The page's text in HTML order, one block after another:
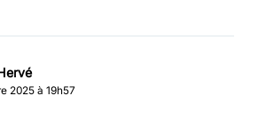
2025 à 19h57